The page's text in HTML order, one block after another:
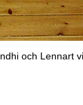
och Lennart